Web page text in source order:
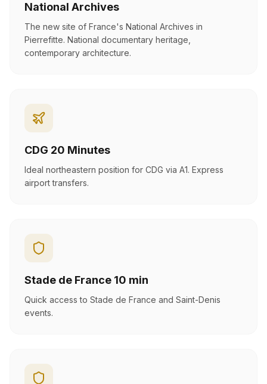
National Archives
The new site of France's National Archives in
Pierrefitte. National documentary heritage,
contemporary architecture.
CDG 20 Minutes
Ideal northeastern position for CDG via A1. Express
airport transfers.
Stade de France 10 min
Quick access to Stade de France and Saint-Denis
events.